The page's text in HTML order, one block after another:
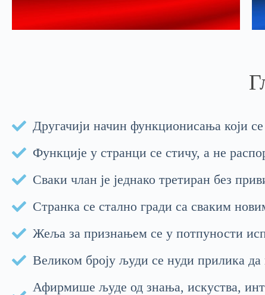
Другачији начин функционисања који
Функције у странци се стичу, а не
Сваки члан је једнако третиран без
Странка се стално гради са сваким
Жеља за признањем се у потпуности
Великом броју људи се нуди прилика
Афирмише људе од знања, искуства,